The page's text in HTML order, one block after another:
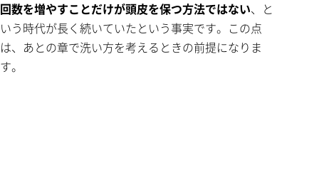
回数を増やすことだけが頭皮を保つ方法ではない、と
いう時代が長く続いていたという事実です。この点
は、あとの章で洗い方を考えるときの前提になりま
す。